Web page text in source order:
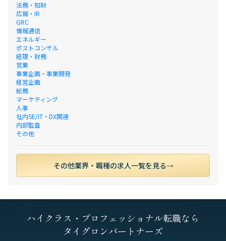
法務・知財
広報・IR
GRC
情報通信
エネルギー
ポストコンサル
経理・財務
営業
事業企画・事業開発
経営企画
総務
マーケティング
人事
社内SE/IT・DX関連
内部監査
その他
その他業界・職種の求人一覧を見る
ハイクラス・プロフェッショナル転職なら
タイグロンパートナーズ